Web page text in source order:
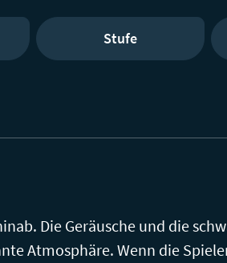
Stufe
Die Geräusche und die
Atmosphäre. Wenn die